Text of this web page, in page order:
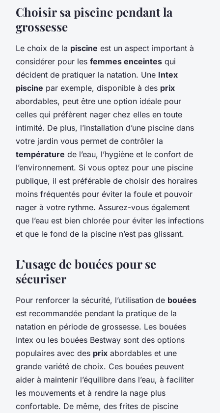
Choisir sa piscine pendant la
grossesse
Le choix de la piscine est un aspect important à
considérer pour les femmes enceintes qui
décident de pratiquer la natation. Une Intex
piscine par exemple, disponible à des prix
abordables, peut être une option idéale pour
celles qui préfèrent nager chez elles en toute
intimité. De plus, l’installation d’une piscine dans
votre jardin vous permet de contrôler la
température de l’eau, l’hygiène et le confort de
l’environnement. Si vous optez pour une piscine
publique, il est préférable de choisir des horaires
moins fréquentés pour éviter la foule et pouvoir
nager à votre rythme. Assurez-vous également
que l’eau est bien chlorée pour éviter les infections
et que le fond de la piscine n’est pas glissant.
L’usage de bouées pour se
sécuriser
Pour renforcer la sécurité, l’utilisation de bouées
est recommandée pendant la pratique de la
natation en période de grossesse. Les bouées
Intex ou les bouées Bestway sont des options
populaires avec des prix abordables et une
grande variété de choix. Ces bouées peuvent
aider à maintenir l’équilibre dans l’eau, à faciliter
les mouvements et à rendre la nage plus
confortable. De même, des frites de piscine